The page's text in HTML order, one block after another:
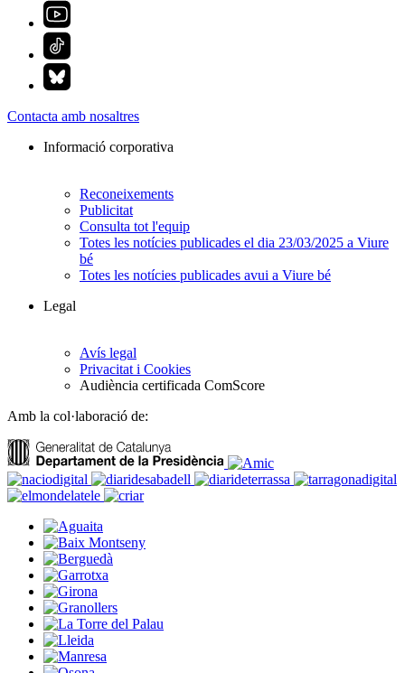
Contacta amb nosaltres
Informació corporativa
Reconeixements
Publicitat
Consulta tot l'equip
Totes les notícies publicades el dia 23/03/2025 a Viure
bé
Totes les notícies publicades avui a Viure bé
Legal
Avís legal
Privacitat i Cookies
Audiència certificada ComScore
Amb la col·laboració de: